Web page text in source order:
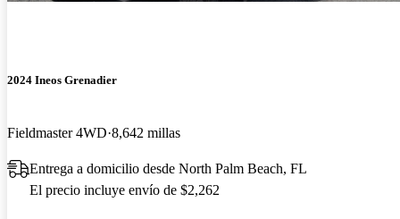
2024 Ineos Grenadier
Fieldmaster 4WD 8,642 millas
Entrega a domicilio desde North Palm Beach, FL
El precio incluye envío de $2,262